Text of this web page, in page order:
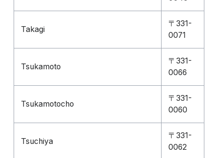
Takagi
〒331-
0071
Tsukamoto
〒331-
0066
Tsukamotocho
〒331-
0060
Tsuchiya
〒331-
0062